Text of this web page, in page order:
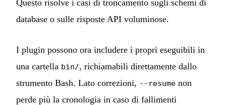
Questo risolve i casi di troncamento sugli schemi di
database o sulle risposte API voluminose.
I plugin possono ora includere i propri eseguibili in
una cartella bin/, richiamabili direttamente dallo
strumento Bash. Lato correzioni, --resume non
perde più la cronologia in caso di fallimenti